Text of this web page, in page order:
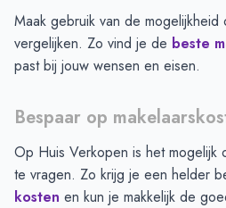
Maak gebruik van de mogelijkheid
vergelijken. Zo vind je de beste
past bij jouw wensen en eisen.
Bespaar op
Op Huis Verkopen is het mogelijk
te vragen. Zo krijg je een helder
kosten en kun je makkelijk de